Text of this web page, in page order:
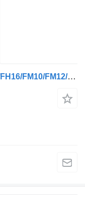
Fahrerhaustürschloss Volvo FH12/FH16/FM10/FM12/FM7/FM9/FMX, MAN T Türverriegelung für Volvo FM9, FM 10, TGS, FH16, TGX, FH 12, FH 16, FM 12, TGA, TGL, FM-7, FM7 Sattelzugmaschine